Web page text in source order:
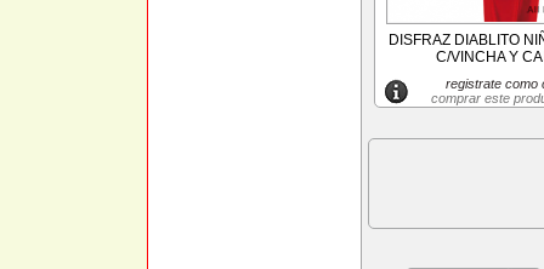
DISFRAZ DIABLITO
C/VINCHA Y
registrate como
comprar este